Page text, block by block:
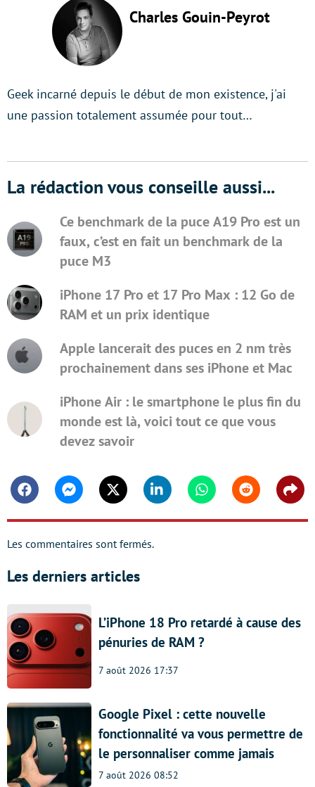
Charles Gouin-Peyrot
Geek incarné depuis le début de mon existence, j'ai
une passion totalement assumée pour tout…
La rédaction vous conseille aussi...
Ce benchmark de la puce A19 Pro est un
faux, c’est en fait un benchmark de la
puce M3
iPhone 17 Pro et 17 Pro Max : 12 Go de
RAM et un prix identique
Apple lancerait des puces en 2 nm très
prochainement dans ses iPhone et Mac
iPhone Air : le smartphone le plus fin du
monde est là, voici tout ce que vous
devez savoir
FacebookMessengerTwitter Linkedin WhatsappReddit
Les commentaires sont fermés.
Les derniers articles
L’iPhone 18 Pro retardé à cause des
pénuries de RAM ?
7 août 2026 17:37
Google Pixel : cette nouvelle
fonctionnalité va vous permettre de
le personnaliser comme jamais
7 août 2026 08:52